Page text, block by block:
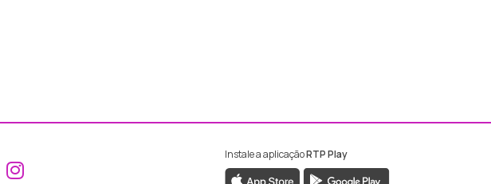
Aceder ao Facebook da RTP Madeira
Aceder ao Instagram da RTP Madeira
Instale a aplicaçãoRTP Play